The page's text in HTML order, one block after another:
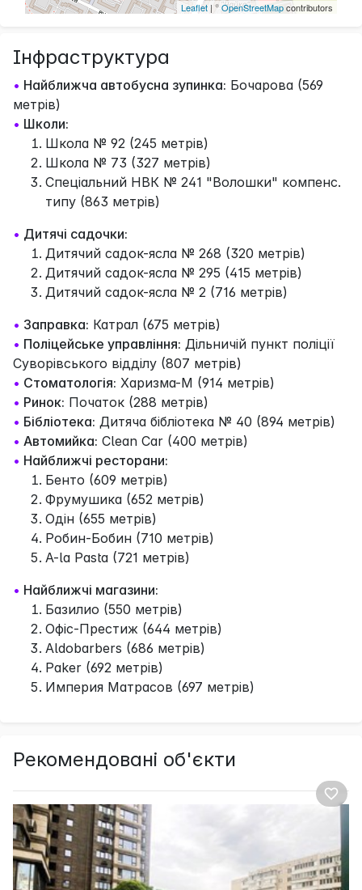
Leaflet | ©OpenStreetMapcontributors
Інфраструктура
• Найближча автобусна зупинка: Бочарова (569
метрів)
• Школи:
Школа № 92 (245 метрів)
Школа № 73 (327 метрів)
Спеціальний НВК № 241 "Волошки" компенс.
типу (863 метрів)
• Дитячі садочки:
Дитячий садок-ясла № 268 (320 метрів)
Дитячий садок-ясла № 295 (415 метрів)
Дитячий садок-ясла № 2 (716 метрів)
• Заправка: Катрал (675 метрів)
• Поліцейське управління: Дільничій пункт поліції
Суворівського відділу (807 метрів)
• Стоматологія: Харизма-М (914 метрів)
• Ринок: Початок (288 метрів)
• Бібліотека: Дитяча бібліотека № 40 (894 метрів)
• Автомийка: Clean Car (400 метрів)
• Найближчі ресторани:
Бенто (609 метрів)
Фрумушика (652 метрів)
Одiн (655 метрів)
Робин-Бобин (710 метрів)
A-la Pasta (721 метрів)
• Найближчі магазини:
Базилио (550 метрів)
Офіс-Престиж (644 метрів)
Aldobarbers (686 метрів)
Paker (692 метрів)
Империя Матрасов (697 метрів)
Рекомендовані об'єкти